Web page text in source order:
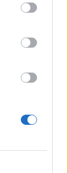
ΣΤΟ
σε